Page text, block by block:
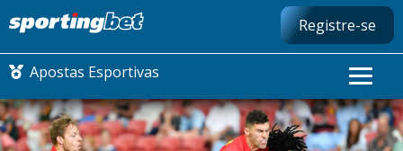
Registre-se
Apostas Esportivas